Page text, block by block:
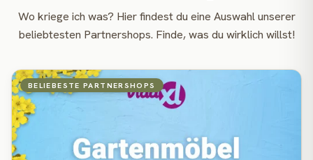
Wo kriege ich was? Hier findest du eine Auswahl unserer
beliebtesten Partnershops. Finde, was du wirklich willst!
BELIEBESTE PARTNERSHOPS